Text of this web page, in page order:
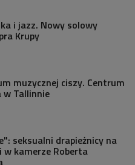
i jazz. Nowy solowy
Krupy
muzycznej ciszy. Centrum
w Tallinnie
seksualni drapieżnicy na
w kamerze Roberta